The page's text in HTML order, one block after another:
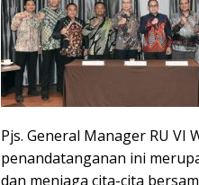
Pjs. General Manager RU VI
penandatanganan ini
dan menjaga cita-cita